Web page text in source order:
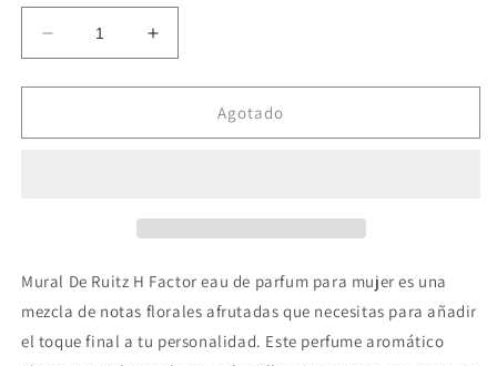
Reducir
cantidad
para
De
Women
Aumentar
cantidad
para
De
Women
Agotado
Mural De Ruitz H Factor eau de parfum para mujer es una
mezcla de notas florales afrutadas que necesitas para añadir
el toque final a tu personalidad. Este perfume aromático